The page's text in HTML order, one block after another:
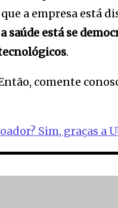
que a empresa está
saúde está se
.
comente
Sim, graças a